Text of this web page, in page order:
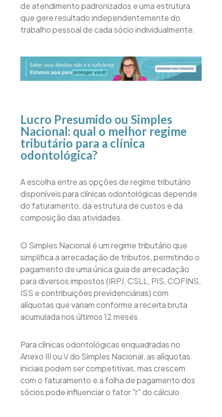
de atendimento padronizados e uma estrutura
que gere resultado independentemente do
trabalho pessoal de cada sócio individualmente.
Lucro Presumido ou Simples
Nacional: qual o melhor regime
tributário para a clínica
odontológica?
A escolha entre as opções de regime tributário
disponíveis para clínicas odontológicas depende
do faturamento, da estrutura de custos e da
composição das atividades.
O Simples Nacional é um regime tributário que
simplifica a arrecadação de tributos, permitindo o
pagamento de uma única guia de arrecadação
para diversos impostos (IRPJ, CSLL, PIS, COFINS,
ISS e contribuições previdenciárias) com
alíquotas que variam conforme a receita bruta
acumulada nos últimos 12 meses.
Para clínicas odontológicas enquadradas no
Anexo III ou V do Simples Nacional, as alíquotas
iniciais podem ser competitivas, mas crescem
com o faturamento e a folha de pagamento dos
sócios pode influenciar o fator "r" do cálculo.